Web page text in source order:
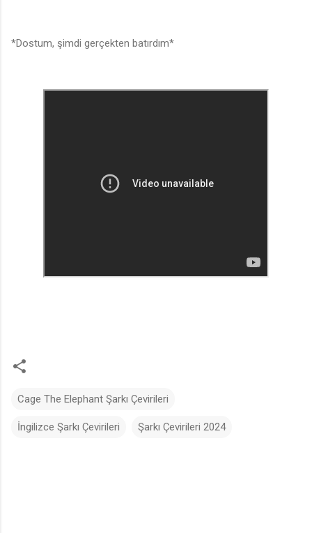
*Dostum, şimdi gerçekten batırdım*
Cage The Elephant Şarkı Çevirileri
İngilizce Şarkı Çevirileri Şarkı Çevirileri 2024